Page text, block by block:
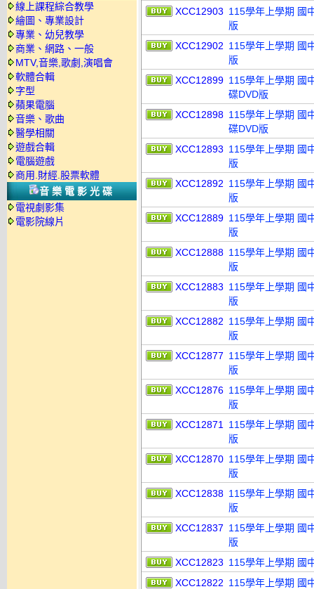
線上課程綜合教學
繪圖、專業設計
專業、幼兒教學
商業、網路、一般
MTV,音樂,歌劇,演唱會
軟體合輯
字型
蘋果電腦
音樂、歌曲
醫學相關
遊戲合輯
電腦遊戲
商用.財經.股票軟體
音樂電影光碟
電視劇影集
電影院線片
XCC12903 115學年上學期 國
版
XCC12902 115學年上學期 國
版
XCC12899 115學年上學期 國
碟DVD版
XCC12898 115學年上學期 國
碟DVD版
XCC12893 115學年上學期 國
版
XCC12892 115學年上學期 國
版
XCC12889 115學年上學期 國
版
XCC12888 115學年上學期 國
版
XCC12883 115學年上學期 國
版
XCC12882 115學年上學期 國
版
XCC12877 115學年上學期 國
版
XCC12876 115學年上學期 國
版
XCC12871
115學年上學期 國
版
XCC12870 115學年上學期 國
版
XCC12838 115學年上學期 國
版
XCC12837 115學年上學期 國
版
XCC12823 115學年上學期 國
XCC12822 115學年上學期 國